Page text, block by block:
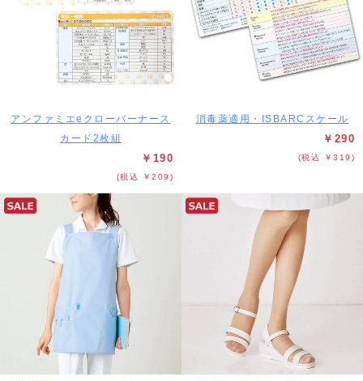
アンファミエeクローバーナース
カード2枚組
￥190
(税込 ￥209)
消毒薬適用・ISBARCスケール
￥290
(税込 ￥319)